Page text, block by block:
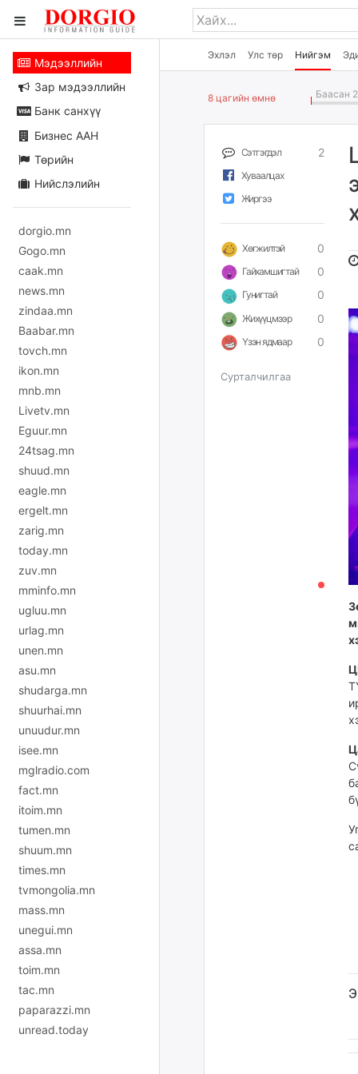
Эхлэл Улс төр Нийгэм
Мэдээллийн
Зар мэдээллийн
Банк санхүү
Бизнес ААН
Төрийн
Нийслэлийн
dorgio.mn
Gogo.mn
caak.mn
news.mn
zindaa.mn
Baabar.mn
tovch.mn
ikon.mn
mnb.mn
Livetv.mn
Eguur.mn
24tsag.mn
shuud.mn
eagle.mn
ergelt.mn
zarig.mn
today.mn
zuv.mn
mminfo.mn
ugluu.mn
urlag.mn
unen.mn
asu.mn
shudarga.mn
shuurhai.mn
unuudur.mn
isee.mn
mglradio.com
fact.mn
itoim.mn
tumen.mn
shuum.mn
times.mn
tvmongolia.mn
mass.mn
unegui.mn
assa.mn
toim.mn
tac.mn
paparazzi.mn
unread.today
8 цагийн өмнө Баасан
Сэтгэгдэл 2
Хуваалцах
Жиргээ
Хөгжилтэй 0
Гайхамшигтай 0
Гунигтай 0
Жихүүцмээр 0
Үзэн ядмаар 0
Сурталчилгаа